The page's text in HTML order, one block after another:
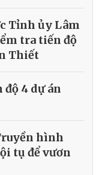
Tỉnh ủy Lâm
tra tiến độ
Thiết
4 dự án
hình
tụ để vươn